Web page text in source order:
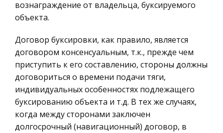
Здоровье
Биржевое дело
Биология
Экономико-математическое
моделирование
Российское предпринимательское право
Искусство
Вывод. Список литературы. ОБОСНОВАНИЕ
вознаграждение от владельца, буксируемого
объекта.
Договор буксировки, как правило, является
договором консенсуальным, т.к., прежде чем
приступить к его составлению, стороны должны
договориться о времени подачи тяги,
индивидуальных особенностях подлежащего
буксированию объекта и т.д. В тех же случаях,
когда между сторонами заключен
долгосрочный (навигационный) договор, в